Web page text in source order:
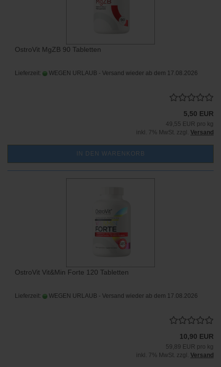
OstroVit MgZB 90 Tabletten
Lieferzeit: WEGEN URLAUB - Versand wieder ab dem 17.08.2026
5,50 EUR
49,55 EUR pro kg
inkl. 7% MwSt. zzgl. Versand
IN DEN WARENKORB
OstroVit Vit&Min Forte 120 Tabletten
Lieferzeit: WEGEN URLAUB - Versand wieder ab dem 17.08.2026
10,90 EUR
59,89 EUR pro kg
inkl. 7% MwSt. zzgl. Versand